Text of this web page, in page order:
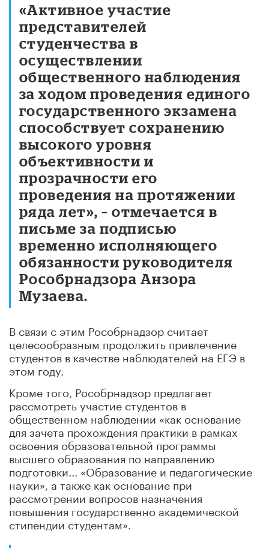
«Активное участие
представителей
студенчества в
осуществлении
общественного наблюдения
за ходом проведения единого
государственного экзамена
способствует сохранению
высокого уровня
объективности и
прозрачности его
проведения на протяжении
ряда лет», – отмечается в
письме за подписью
временно исполняющего
обязанности руководителя
Рособрнадзора Анзора
Музаева.
В связи с этим Рособрнадзор считает
целесообразным продолжить привлечение
студентов в качестве наблюдателей на ЕГЭ в
этом году.
Кроме того, Рособрнадзор предлагает
рассмотреть участие студентов в
общественном наблюдении «как основание
для зачета прохождения практики в рамках
освоения образовательной программы
высшего образования по направлению
подготовки... «Образование и педагогические
науки», а также как основание при
рассмотрении вопросов назначения
повышения государственно академической
стипендии студентам».